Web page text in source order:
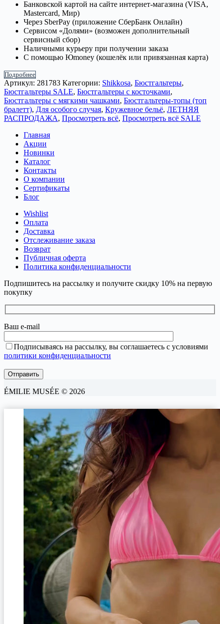
Банковской картой на сайте интернет-магазина (VISA,
Mastercard, Мир)
Через SberPay (приложение СберБанк Онлайн)
Сервисом «Долями» (возможен дополнительный
сервисный сбор)
Наличными курьеру при получении заказа
С помощью Юmoney (кошелёк или привязанная карта)
Подробнее
Артикул: 281783 Категории: Shikkosa, Бюстгальтеры,
Бюстгальтеры SALE, Бюстгальтеры с косточками,
Бюстгальтеры с мягкими чашками, Бюстгальтеры-топы (топ
бралетт), Для особого случая, Кружевное бельё, ЛЕТНЯЯ
РАСПРОДАЖА, Просмотреть всё, Просмотреть всё SALE
Главная
Акции
Новинки
Каталог
Контакты
О компании
Сертификаты
Блог
Wishlist
Оплата
Доставка
Отслеживание заказа
Возврат
Публичная оферта
Политика конфиденциальности
Подпишитесь на рассылку и получите скидку 10% на первую
покупку
Ваш e-mail
Подписываясь на рассылку, вы соглашаетесь с условиями
политики конфиденциальности
ÉMILIE MUSÉE © 2026